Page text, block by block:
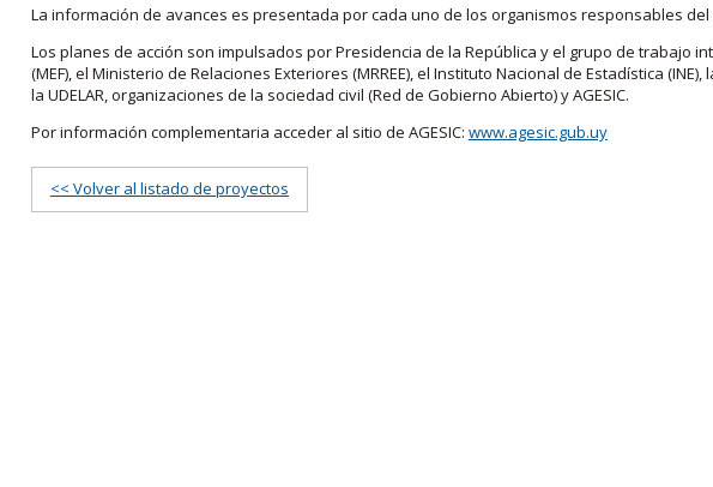
La información de avances es presentada por cada uno de los organismos responsables del
Los planes de acción son impulsados por Presidencia de la República y el grupo de trabajo
(MEF), el Ministerio de Relaciones Exteriores (MRREE), el Instituto Nacional de Estadística
la UDELAR, organizaciones de la sociedad civil (Red de Gobierno Abierto) y AGESIC.
Por información complementaria acceder al sitio de AGESIC: www.agesic.gub.uy
<< Volver al listado de proyectos